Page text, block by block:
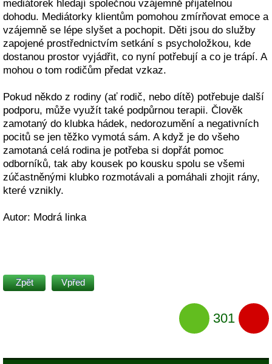
mediátorek hledají společnou vzájemně přijatelnou
dohodu. Mediátorky klientům pomohou zmírňovat emoce a
vzájemně se lépe slyšet a pochopit. Děti jsou do služby
zapojené prostřednictvím setkání s psycholožkou, kde
dostanou prostor vyjádřit, co nyní potřebují a co je trápí. A
mohou o tom rodičům předat vzkaz.
Pokud někdo z rodiny (ať rodič, nebo dítě) potřebuje další
podporu, může využít také podpůrnou terapii. Člověk
zamotaný do klubka hádek, nedorozumění a negativních
pocitů se jen těžko vymotá sám. A když je do všeho
zamotaná celá rodina je potřeba si dopřát pomoc
odborníků, tak aby kousek po kousku spolu se všemi
zúčastněnými klubko rozmotávali a pomáhali zhojit rány,
které vznikly.
Autor: Modrá linka
Zpět Vpřed
301